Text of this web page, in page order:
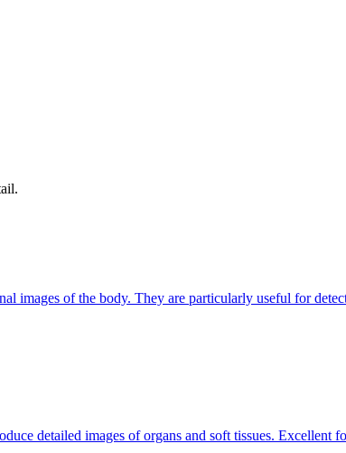
images of the body. They are particularly useful for
detailed images of organs and soft tissues. Excellent